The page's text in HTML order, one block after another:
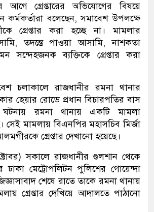
আগে গ্রেপ্তারের অভিযোগের বিষয়ে
কর্মকর্তারা বলেছেন, সমাবেশ উপলক্ষে
গ্রেপ্তার করা হচ্ছে না। মামলার
তদন্তে পাওয়া আসামি, নাশকতা
সন্দেহজনক ব্যক্তিকে গ্রেপ্তার করা
চলাকালে রাজধানীর রমনা থানার
হেয়ার রোডে প্রধান বিচারপতির বাস
রমনা থানায় একটি মামলা
সেই মামলায় বিএনপির মহাসচিব মির্জা
গ্রেপ্তার দেখানো হয়েছে।
সকালে রাজধানীর গুলশান থেকে
মেট্রোপলিটন পুলিশের গোয়েন্দা
শেষে রাতে তাকে রমনা থানায়
গ্রেপ্তার দেখিয়ে আদালতে পাঠানো